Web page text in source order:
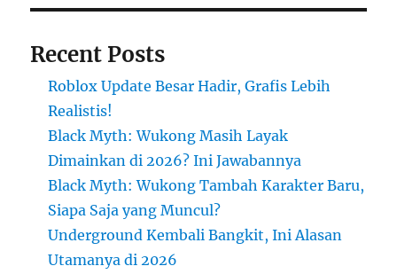
Recent Posts
Roblox Update Besar Hadir, Grafis Lebih
Realistis!
Black Myth: Wukong Masih Layak
Dimainkan di 2026? Ini Jawabannya
Black Myth: Wukong Tambah Karakter Baru,
Siapa Saja yang Muncul?
Underground Kembali Bangkit, Ini Alasan
Utamanya di 2026